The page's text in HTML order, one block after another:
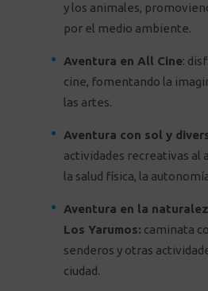
y los animales,
por el medio ambiente.
Aventura en All Cine:
cine, fomentando la
las artes.
Aventura con sol y
actividades recreativas al
la salud física, la
Aventura en la
Los Yarumos: caminata
senderos y otras
ciudad.